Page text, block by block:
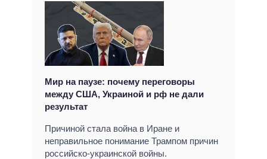
Мир на паузе: почему переговоры
между США, Украиной и рф не дали
результат
Причиной стала война в Иране и
неправильное понимание Трампом причин
российско-украинской войны.